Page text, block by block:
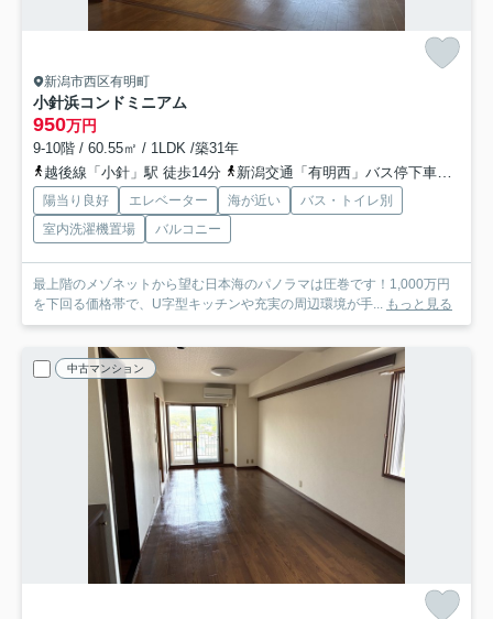
新潟市西区有明町
小針浜コンドミニアム
950万円
9-10階 / 60.55㎡ / 1LDK /築31年
越後線「小針」駅 徒歩14分
新潟交通「有明西」バス停下車 徒歩6分
陽当り良好 エレベーター 海が近い
バス・トイレ別
室内洗濯機置場
バルコニー
最上階のメゾネットから望む日本海のパノラマは圧巻です！1,000万円
を下回る価格帯で、U字型キッチンや充実の周辺環境が手...
もっと見る
中古マンション